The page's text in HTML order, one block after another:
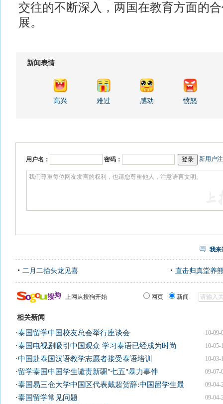
交往的不断深入，两国在教育方面的
展。
新闻表情
高兴 难过 感动 愤怒
用户名： 密码： 新用户
我来
二月二抬头龙见喜 直击归真堂养
上网从搜狗开始 网页 新闻
相关新闻
10-09-
·泰国留学中国校友总会举行座谈会
10-05-
·泰国电视剧吸引中国观众 学习泰语已经成为时尚
10-03-
·中国赴泰国汉语教学志愿者接受泰语培训
09-07-
·留学泰国中国学生谴责新疆"七五"暴力事件
09-04-
·泰国易三仓大学中国区代表戴超贺辞:中国留学生最
09-04-
·泰国留学常见问题